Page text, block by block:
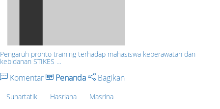
Pengaruh pronto training terhadap mahasiswa keperawatan dan
kebidanan STIKES …
Komentar Penanda Bagikan
Suhartatik Hasriana Masrina